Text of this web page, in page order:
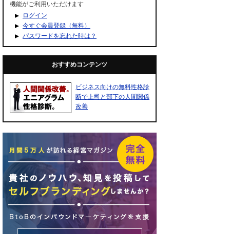
機能がご利用いただけます
ログイン
今すぐ会員登録（無料）
パスワードを忘れた時は？
おすすめコンテンツ
ビジネス向けの無料性格診
断で上司と部下の人間関係
改善